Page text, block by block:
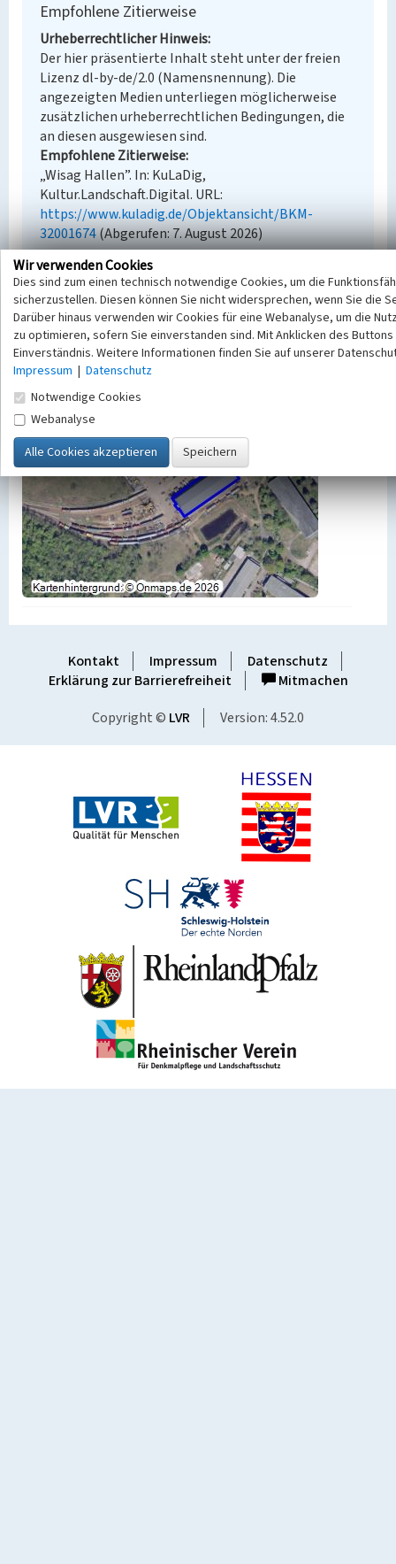
Empfohlene Zitierweise
Urheberrechtlicher Hinweis
Der hier präsentierte Inhalt steht unter der freien
Lizenz dl-by-de/2.0 (Namensnennung). Die
angezeigten Medien unterliegen möglicherweise
zusätzlichen urheberrechtlichen Bedingungen, die
an diesen ausgewiesen sind.
Empfohlene Zitierweise
„Wisag Hallen”. In: KuLaDig,
Kultur.Landschaft.Digital. URL:
https://www.kuladig.de/Objektansicht/BKM-
32001674(Abgerufen: 7. August 2026)
Kontakt Impressum
Datenschutz
Erklärung zur Barrierefreiheit
Mitmachen
Copyright © LVR Version: 4.52.0
Wir verwenden Cookies
Dies sind zum einen technisch notwendige Cookies, um die
sicherzustellen. Diesen können Sie nicht widersprechen, wenn Sie die
Darüber hinaus verwenden wir Cookies für eine Webanalyse, um die
zu optimieren, sofern Sie einverstanden sind. Mit Anklicken des
Einverständnis. Weitere Informationen finden Sie auf unserer
Impressum | Datenschutz
Notwendige Cookies
Webanalyse